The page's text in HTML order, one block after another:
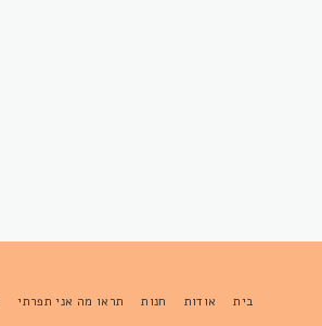
בית אודות חנות תראו מה אני תפרתי